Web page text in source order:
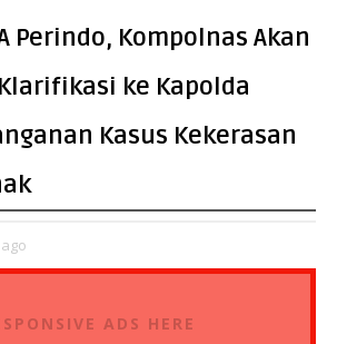
Perindo, Kompolnas Akan
ke Kapolda
Kasus Kekerasan
ADS HERE